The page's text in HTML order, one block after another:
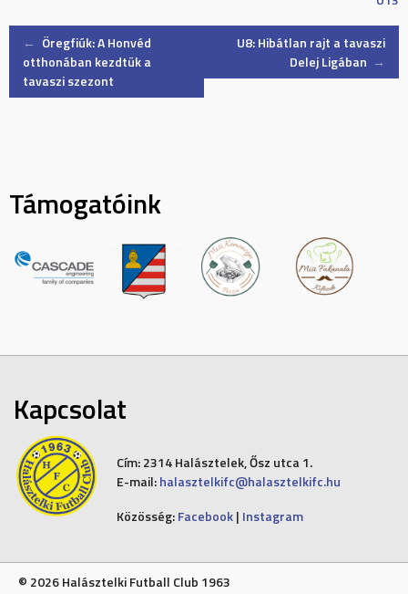
Post
navigation
← Öregfiúk: A Honvéd
otthonában kezdtük a
tavaszi szezont
U8: Hibátlan rajt a tavaszi
Delej Ligában →
Támogatóink
Kapcsolat
Cím:2314 Halásztelek, Ősz utca 1.
E-mail: halasztelkifc@halasztelkifc.hu
Közösség: Facebook| Instagram
© 2026 Halásztelki Futball Club 1963